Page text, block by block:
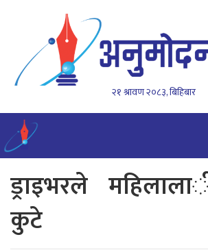
२१ श्रावण २०८३, बिहिबार
ड्राइभरले
कुटे